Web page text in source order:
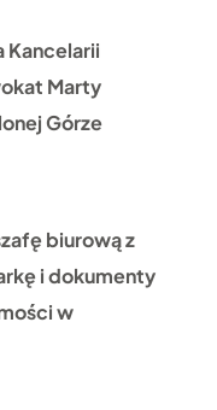
Kancelarii
Marty
Górze
biurową z
i dokumenty
w